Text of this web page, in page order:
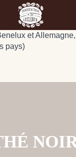
et
pays)